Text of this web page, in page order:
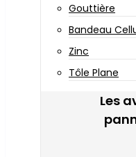
Gouttière
Bandeau
Zinc
Tôle Plane
Les